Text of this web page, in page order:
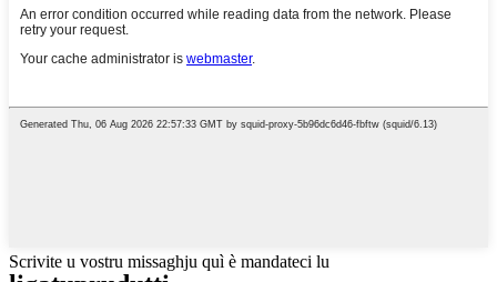
Scrivite u vostru missaghju quì è mandateci lu